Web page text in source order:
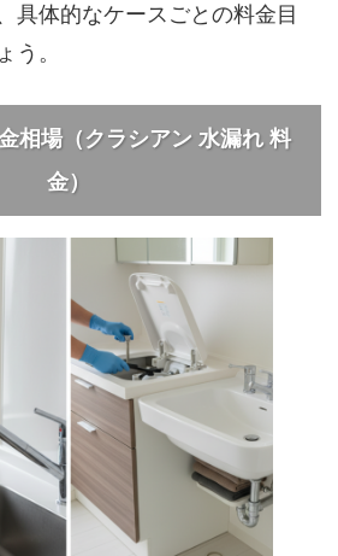
具体的なケースごとの料金目
う。
相場（クラシアン 水漏れ 料
金）